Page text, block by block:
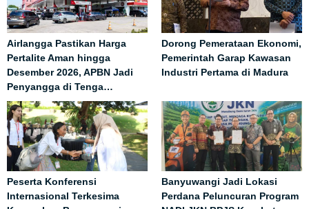
Airlangga Pastikan Harga
Pertalite Aman hingga
Desember 2026, APBN Jadi
Penyangga di Tenga…
Dorong Pemerataan Ekonomi,
Pemerintah Garap Kawasan
Industri Pertama di Madura
Peserta Konferensi
Internasional Terkesima
Banyuwangi Jadi Lokasi
Perdana Peluncuran Program